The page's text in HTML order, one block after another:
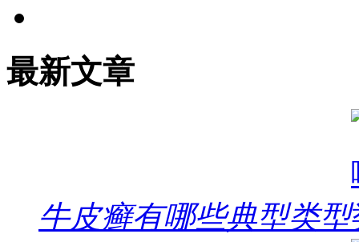
最新文章
牛皮癣有哪些典型类型